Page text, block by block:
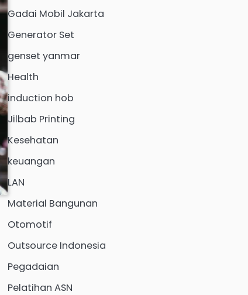
Gadai Mobil Jakarta
Generator Set
genset yanmar
Health
induction hob
Jilbab Printing
Kesehatan
keuangan
LAN
Material Bangunan
Otomotif
Outsource Indonesia
Pegadaian
Pelatihan ASN